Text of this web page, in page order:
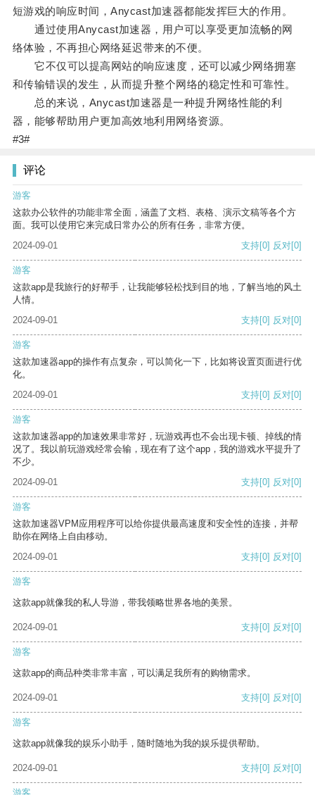
短游戏的响应时间，Anycast加速器都能发挥巨大的作用。
通过使用Anycast加速器，用户可以享受更加流畅的网
络体验，不再担心网络延迟带来的不便。
它不仅可以提高网站的响应速度，还可以减少网络拥塞
和传输错误的发生，从而提升整个网络的稳定性和可靠性。
总的来说，Anycast加速器是一种提升网络性能的利
器，能够帮助用户更加高效地利用网络资源。
#3#
评论
游客
这款办公软件的功能非常全面，涵盖了文档、表格、演示文稿等各个方
面。我可以使用它来完成日常办公的所有任务，非常方便。
2024-09-01
支持[0] 反对[0]
游客
这款app是我旅行的好帮手，让我能够轻松找到目的地，了解当地的风土
人情。
2024-09-01
支持[0] 反对[0]
游客
这款加速器app的操作有点复杂，可以简化一下，比如将设置页面进行优
化。
2024-09-01
支持[0] 反对[0]
游客
这款加速器app的加速效果非常好，玩游戏再也不会出现卡顿、掉线的情
况了。我以前玩游戏经常会输，现在有了这个app，我的游戏水平提升了
不少。
2024-09-01
支持[0] 反对[0]
游客
这款加速器VPM应用程序可以给你提供最高速度和安全性的连接，并帮
助你在网络上自由移动。
2024-09-01
支持[0] 反对[0]
游客
这款app就像我的私人导游，带我领略世界各地的美景。
2024-09-01 支持[0] 反对[0]
游客
这款app的商品种类非常丰富，可以满足我所有的购物需求。
2024-09-01 支持[0] 反对[0]
游客
这款app就像我的娱乐小助手，随时随地为我的娱乐提供帮助。
2024-09-01 支持[0] 反对[0]
游客